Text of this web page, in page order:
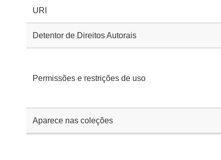
URI
Detentor de Direitos Autorais
Permissões e restrições de uso
Aparece nas coleções